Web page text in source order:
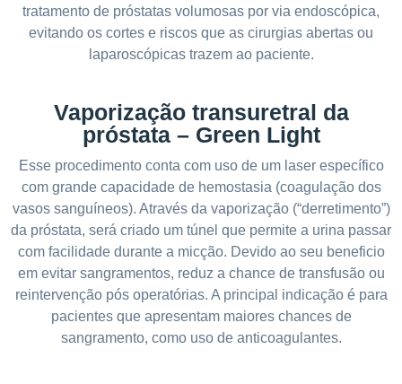
tratamento de próstatas volumosas por via endoscópica,
evitando os cortes e riscos que as cirurgias abertas ou
laparoscópicas trazem ao paciente.
Vaporização transuretral da
próstata – Green Light
Esse procedimento conta com uso de um laser específico
com grande capacidade de hemostasia (coagulação dos
vasos sanguíneos). Através da vaporização (“derretimento”)
da próstata, será criado um túnel que permite a urina passar
com facilidade durante a micção. Devido ao seu beneficio
em evitar sangramentos, reduz a chance de transfusão ou
reintervenção pós operatórias. A principal indicação é para
pacientes que apresentam maiores chances de
sangramento, como uso de anticoagulantes.